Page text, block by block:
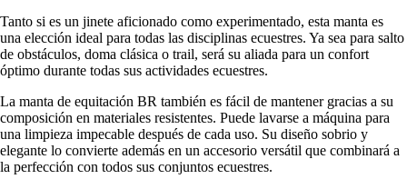
Tanto si es un jinete aficionado como experimentado, esta manta es
una elección ideal para todas las disciplinas ecuestres. Ya sea para salto
de obstáculos, doma clásica o trail, será su aliada para un confort
óptimo durante todas sus actividades ecuestres.
La manta de equitación BR también es fácil de mantener gracias a su
composición en materiales resistentes. Puede lavarse a máquina para
una limpieza impecable después de cada uso. Su diseño sobrio y
elegante lo convierte además en un accesorio versátil que combinará a
la perfección con todos sus conjuntos ecuestres.